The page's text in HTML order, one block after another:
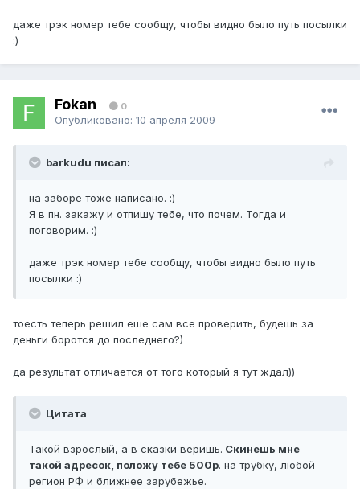
даже трэк номер тебе сообщу, чтобы видно было путь посылки
:)
Fokan 0
Опубликовано: 10 апреля 2009
barkudu писал:
на заборе тоже написано. :)
Я в пн. закажу и отпишу тебе, что почем. Тогда и
поговорим. :)
даже трэк номер тебе сообщу, чтобы видно было путь
посылки :)
тоесть теперь решил еше сам все проверить, будешь за
деньги боротся до последнего?)
да результат отличается от того который я тут ждал))
Цитата
Такой взрослый, а в сказки веришь. Скинешь мне
такой адресок, положу тебе 500р. на трубку, любой
регион РФ и ближнее зарубежье.